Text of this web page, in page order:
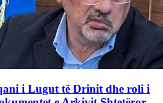
i Lugut të Drinit dhe roli i